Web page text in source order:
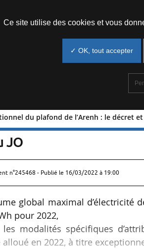
du plafond de l’Arenh : le décret
du plafond de
JO
n°245468 - Publié le 16/03/2022 à 19:00
global maximal d’électricité
pour 2022,
modalités spécifiques
en 2022, à titre
Ce site utilise des cookies et vous
✓ OK, tout accepter